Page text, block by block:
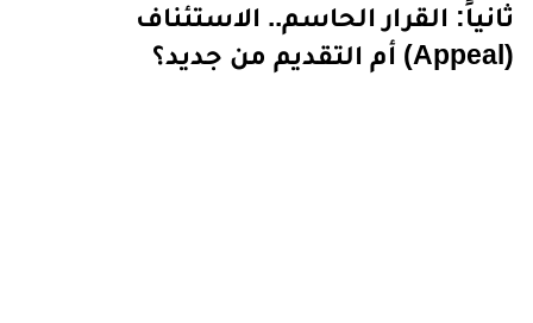
ثانياً: القرار الحاسم.. الاستئناف
(Appeal) أم التقديم من جديد؟